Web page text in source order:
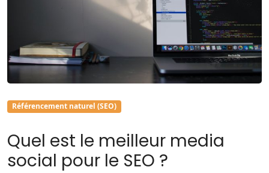
Référencement naturel (SEO)
Quel est le meilleur media
social pour le SEO ?